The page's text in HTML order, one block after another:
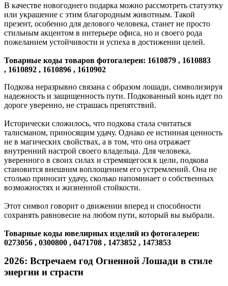
В качестве новогоднего подарка можно рассмотреть статуэтку
или украшение с этим благородным животным. Такой
презент, особенно для делового человека, станет не просто
стильным акцентом в интерьере офиса, но и своего рода
пожеланием устойчивости и успеха в достижении целей.
Товарные коды товаров фотогалереи: 1610879 , 1610883
, 1610892 , 1610896 , 1610902
Подкова неразрывно связана с образом лошади, символизируя
надежность и защищенность пути. Подкованный конь идет по
дороге уверенно, не страшась препятствий.
Исторически сложилось, что подкова стала считаться
талисманом, приносящим удачу. Однако ее истинная ценность
не в магических свойствах, а в том, что она отражает
внутренний настрой своего владельца. Для человека,
уверенного в своих силах и стремящегося к цели, подкова
становится внешним воплощением его устремлений. Она не
столько приносит удачу, сколько напоминает о собственных
возможностях и жизненной стойкости.
Этот символ говорит о движении вперед и способности
сохранять равновесие на любом пути, который вы выбрали.
Товарные коды ювелирных изделий из фотогалереи:
0273056 , 0300800 , 0471708 , 1473852 , 1473853
2026: Встречаем год Огненной Лошади в стиле
энергии и страсти